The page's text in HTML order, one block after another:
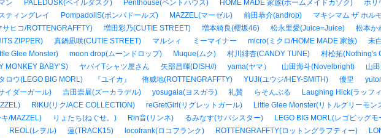
ン
PALEDUSK(ペイルダスク) Penthouse(ペントハウス) HOME MADE 家族(ホームメイドカゾク)
ホリ
ティングレイ
PompadollS(ポンパドールズ) MAZZEL(マーゼル) 前田恭介(androp)
マキシマム ザ ホル
サヒコ/ROTTENGRAFFTY)
増田彩乃(CUTIE STREET) 増本綺良(櫻坂46) 松永里愛(Juice=Juice) 松本か
ZIPPER)
真鍋凪咲(CUTIE STREET) マルシィ ミーマイナー micro(ミクロ/HOME MADE 家族) 未
Glee Monster)
moon drop(ムーンドロップ) Muque(ムク) 村川緋杏(CANDY TUNE)
村松拓(Nothing's
MONKEY BΛBY’S)
ヤバイTシャツ屋さん 矢部昌暉(DISH//) yama(ヤマ） 山田海斗(Novelbright)
山
ロウ(LEGO BIG MORL)
『ユイカ』 侑威地(ROTTENGRAFFTY) YUJI(ユウジ/HEY-SMITH) 優里
イダーガール)
吉田崇展(ズーカラデル) yosugala(ヨスガラ) 礼賛 らそんぶる Laughing Hick(ラッフ
RIKU(リク/ACE COLLECTION) reGretGirl(リグレットガール)
Little Glee Monster(リトルグリーモン
/MAZZEL)
りょたち(ねぐせ。) Rin音(リンネ) るみなす(サバシスター) LEGO BIG MORL(レゴビッグモ
REOL(レヲル) 蓮(TRACK15) locofrank(ロコフランク) ROTTENGRAFFTY(ロットングラフティー)